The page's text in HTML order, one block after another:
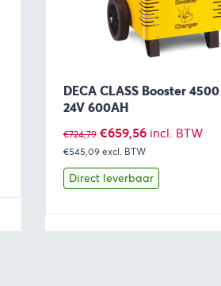
DECA CLASS Booster
24V 600AH
€724,79 Oorspronkelijke
prijs
was:
€659,56Huidige
prijs
is:
incl. BTW
€545,09 excl. BTW
Direct leverbaar